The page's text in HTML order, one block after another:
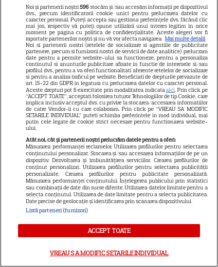
Divorțul care zguduie
showbizul! E oficial! Și-au spus
adio în cel mai mare secret,
după aproape 20 de ani de
mariaj! S-a ales praful de
cuplul de aur din industria de
entertaining
Anunțul momentului! A vrut
să se știe de la ea! Elena Udrea
și Adrian Alexandrov, după 10
ani de relație și un copil rupt
din soare au...
SERIALE
Noi și partenerii noștri596 stocăm și/sau accesăm informații pe dispozitivul
dvs., precum identificatorii cookie unici pentru prelucrarea datelor cu
caracter personal. Puteți accepta sau gestiona preferințele dvs. făcând clic
mai jos, respectiv vă puteți opune utilizării unui interes legitim în orice
moment pe pagina cu politica de confidențialitate. Aceste alegeri vor fi
raportate partenerilor noștri și nu vă vor afecta navigarea. Mai multe detalii
Noi si partenerii nostri (retelele de socializare si agentiile de publicitate
partenere, precum si furnizorii nostri de servicii de date analitice) prelucram
date pentru a permite website-ului sa functioneze, pentru a personaliza
continutul si anunturile publicitare afisate in functie de interesele si/sau
profilul dvs., pentru a va oferi functionalitati aferente retelelor de socializare
si pentru a analiza traficul pe website. Beneficiati de drepturile prevazute de
art. 15-22 din GDPR in legatura cu prelucrarea datelor cu caracter personal.
Aceste drepturi pot fi exercitate prin modalitatea indicataaici. Prin click pe
“ACCEPT TOATE”, acceptati folosirea tuturor Tehnologiilor de tip Cookie, care
implica inclusiv acceptul dvs. cu privire la stocarea/accesarea informatiilor
de catre Vendor-ii cu care colaboram. Prin click pe “VREAU SA MODIFIC
SETARILE INDIVIDUAL” puteti schimba preferintele in mod individual, mai
putin cele legate de cookie strict necesare pentru functionarea website-
ului.
Atât noi, cât și partenerii noștri prelucrăm datele pentru a oferi:
Măsurarea performanței reclamelor. Utilizarea profilurilor pentru selectarea
conținutului personalizat. Stocarea și/sau accesarea informațiilor de pe un
dispozitiv. Dezvoltarea și îmbunătățirea serviciilor. Crearea profilurilor de
conținut personalizat. Utilizarea profilurilor pentru selectarea publicității
personalizate. Crearea profilurilor pentru publicitate personalizată.
Măsurarea performanței conținutului. Înțelegerea publicului prin statistici
sau combinații de date din surse diferite. Utilizarea datelor limitate pentru a
selecta conținutul. Utilizarea de date limitate pentru a selecta publicitatea.
Date precise de geolocație și identificarea prin scanarea dispozitivului.
Listă parteneri (furnizori)
ACCEPT TOATE
VREAU SA MODIFIC SETARILE INDIVIDUAL